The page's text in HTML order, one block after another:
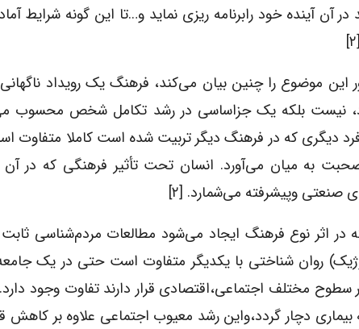
در آن آینده خود رابرنامه ریزی نماید و…تا این گونه شرایط
موضوع را چنین بیان می‌کند، فرهنگ یک رویداد
نیست بلکه یک جزاساسی در رشد تکامل شخص محسوب
دیگری که در فرهنگ دیگر تربیت شده است کاملا متفاوت
به میان می‌آورد. انسان تحت تأثیر فرهنگی که در
صنعتی وپیشرفته می‌شمارد. [۲]
در اثر نوع فرهنگ ایجاد می‌شود مطالعات مردم‌شناسی
روان شناختی با یکدیگر متفاوت است حتی در یک جامعه
مختلف اجتماعی،اقتصادی قرار دارند تفاوت وجود
دچار گردد،واین رشد معیوب اجتماعی علاوه بر کاهش